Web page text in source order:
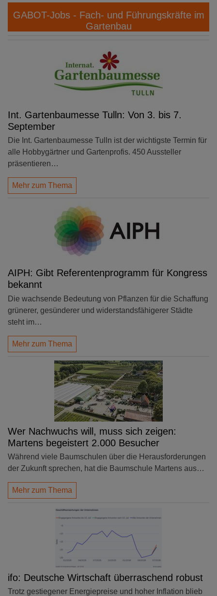
GABOT-Jobs - Fach- und Führungskräfte im
Gartenbau
Int. Gartenbaumesse Tulln: Von 3. bis 7.
September
Die Int. Gartenbaumesse Tulln ist der wichtigste Termin für
alle Hobbygärtner und Gartenprofis. 450 Aussteller
präsentieren…
Mehr zum Thema
AIPH: Gibt Referentenprogramm für Kongress
bekannt
Die wachsende Bedeutung von Pflanzen für die Schaffung
grünerer, gesünderer und widerstandsfähigerer Städte
steht im…
Mehr zum Thema
Wer Nachwuchs will, muss sich zeigen:
Martens begeistert 2.000 Besucher
Während viele Baumschulen über die Herausforderungen
der Zukunft sprechen, hat die Baumschule Martens aus…
Mehr zum Thema
ifo: Deutsche Wirtschaft überraschend robust
Trotz gestiegener Energiepreise und hoher Inflation blieb